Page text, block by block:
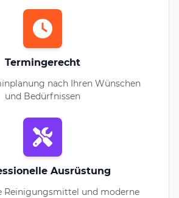
Termingerecht
nach Ihren Wünschen
und Bedürfnissen
Ausrüstung
Reinigungsmittel und moderne